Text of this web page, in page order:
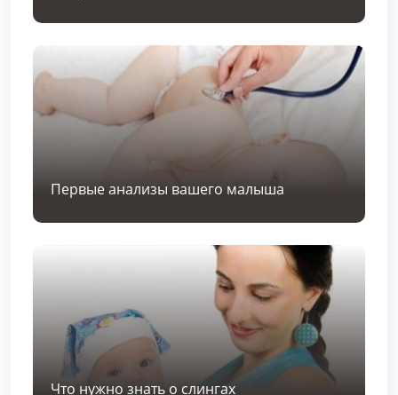
Первые анализы вашего малыша
Что нужно знать о слингах